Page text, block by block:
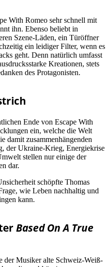
With Romeo sehr schnell mit
ihn. Ebenso beliebt in
Szene-Läden, ein Türöffner
ein leidiger Filter, wenn es
geht. Denn natürlich umfasst
Kreationen, stets
des Protagonisten.
Ende von Escape With
ein, welche die Welt
damit zusammenhängenden
der Ukraine-Krieg, Energiekrise
stellen nur einige der
dar.
schöpfte Thomas
wie Leben nachhaltig und
kann.
Based On A True
der Musiker alte Schweiz-Weiß-